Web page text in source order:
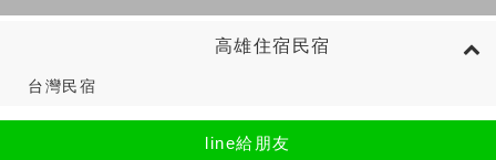
高雄住宿民宿
台灣民宿
line給朋友